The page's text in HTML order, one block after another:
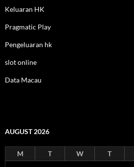
Keluaran HK
Pragmatic Play
Pengeluaran hk
slot online
Data Macau
AUGUST 2026
M T W T